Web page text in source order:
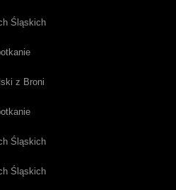
Śląskich
z Broni
Śląskich
Śląskich